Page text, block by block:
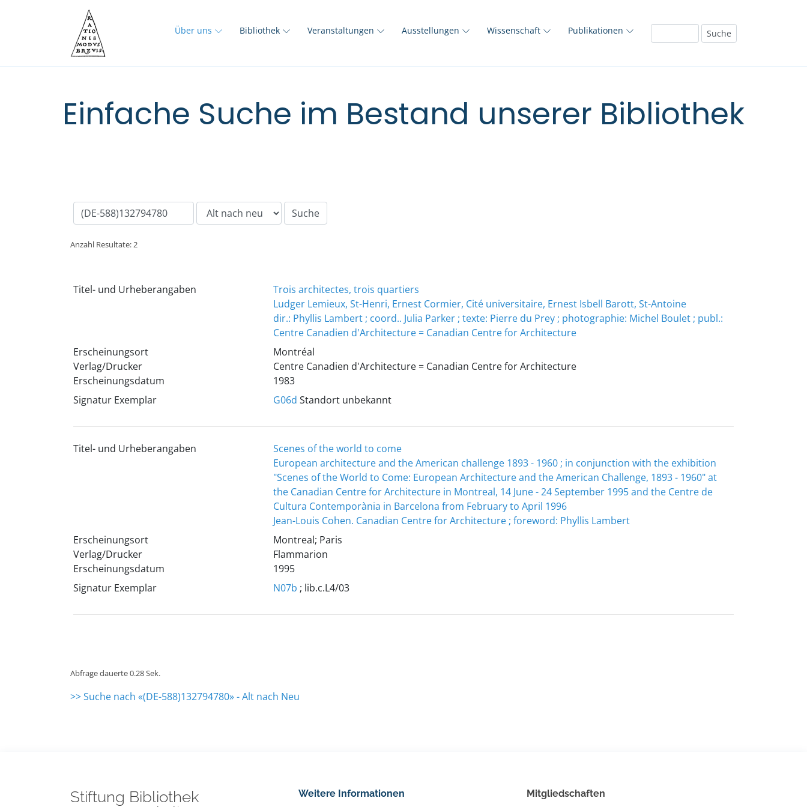
Über uns Bibliothek Veranstaltungen Ausstellungen Wissenschaft Publikationen
Einfache Suche im Bestand unserer Bibliothek
Anzahl Resultate: 2
Titel- und Urheberangaben
Trois architectes, trois quartiers
Ludger Lemieux, St-Henri, Ernest Cormier, Cité universitaire, Ernest Isbell Barott, St-Antoine
dir.: Phyllis Lambert ; coord.. Julia Parker ; texte: Pierre du Prey ; photographie: Michel Boulet ; publ.:
Centre Canadien d'Architecture = Canadian Centre for Architecture
Erscheinungsort
Verlag/Drucker
Erscheinungsdatum
Montréal
Centre Canadien d'Architecture = Canadian Centre for Architecture
1983
Signatur Exemplar
G06d Standort unbekannt
Titel- und Urheberangaben
Scenes of the world to come
European architecture and the American challenge 1893 - 1960 ; in conjunction with the exhibition
"Scenes of the World to Come: European Architecture and the American Challenge, 1893 - 1960" at
the Canadian Centre for Architecture in Montreal, 14 June - 24 September 1995 and the Centre de
Cultura Contemporània in Barcelona from February to April 1996
Jean-Louis Cohen. Canadian Centre for Architecture ; foreword: Phyllis Lambert
Erscheinungsort
Verlag/Drucker
Erscheinungsdatum
Montreal; Paris
Flammarion
1995
Signatur Exemplar
N07b ; lib.c.L4/03
Abfrage dauerte 0.28 Sek.
>> Suche nach «(DE-588)132794780» - Alt nach Neu
Stiftung Bibliothek
Weitere Informationen Mitgliedschaften